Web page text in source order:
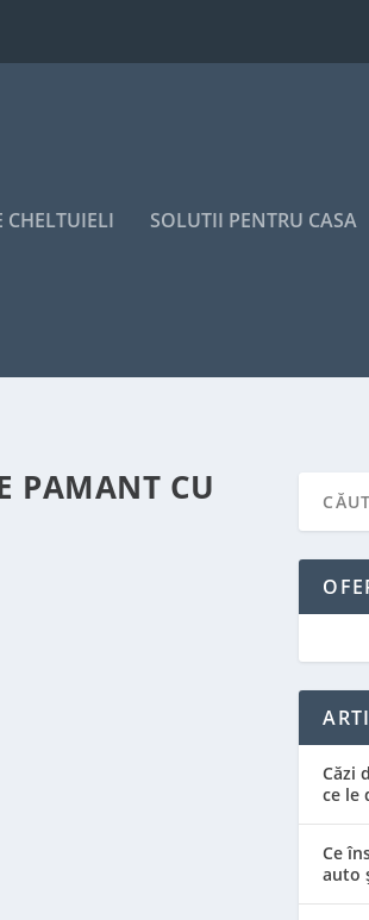
CHELTUIELI SOLUTII PENTRU CASA
PAMANT CU
Căzi
ce le
Ce
auto